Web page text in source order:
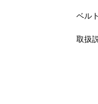
ベル
取扱